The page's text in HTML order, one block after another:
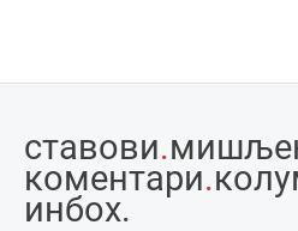
ставови.
коментари.
инбоx.